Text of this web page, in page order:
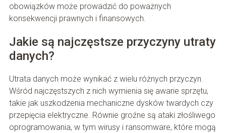
obowiązków może prowadzić do poważnych
konsekwencji prawnych i finansowych.
Jakie są najczęstsze przyczyny utraty
danych?
Utrata danych może wynikać z wielu różnych przyczyn.
Wśród najczęstszych z nich wymienia się awarie sprzętu,
takie jak uszkodzenia mechaniczne dysków twardych czy
przepięcia elektryczne. Równie groźne są ataki złośliwego
oprogramowania, w tym wirusy i ransomware, które mogą